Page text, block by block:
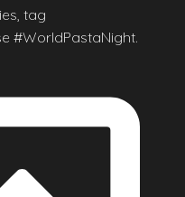
tag
#WorldPastaNight.